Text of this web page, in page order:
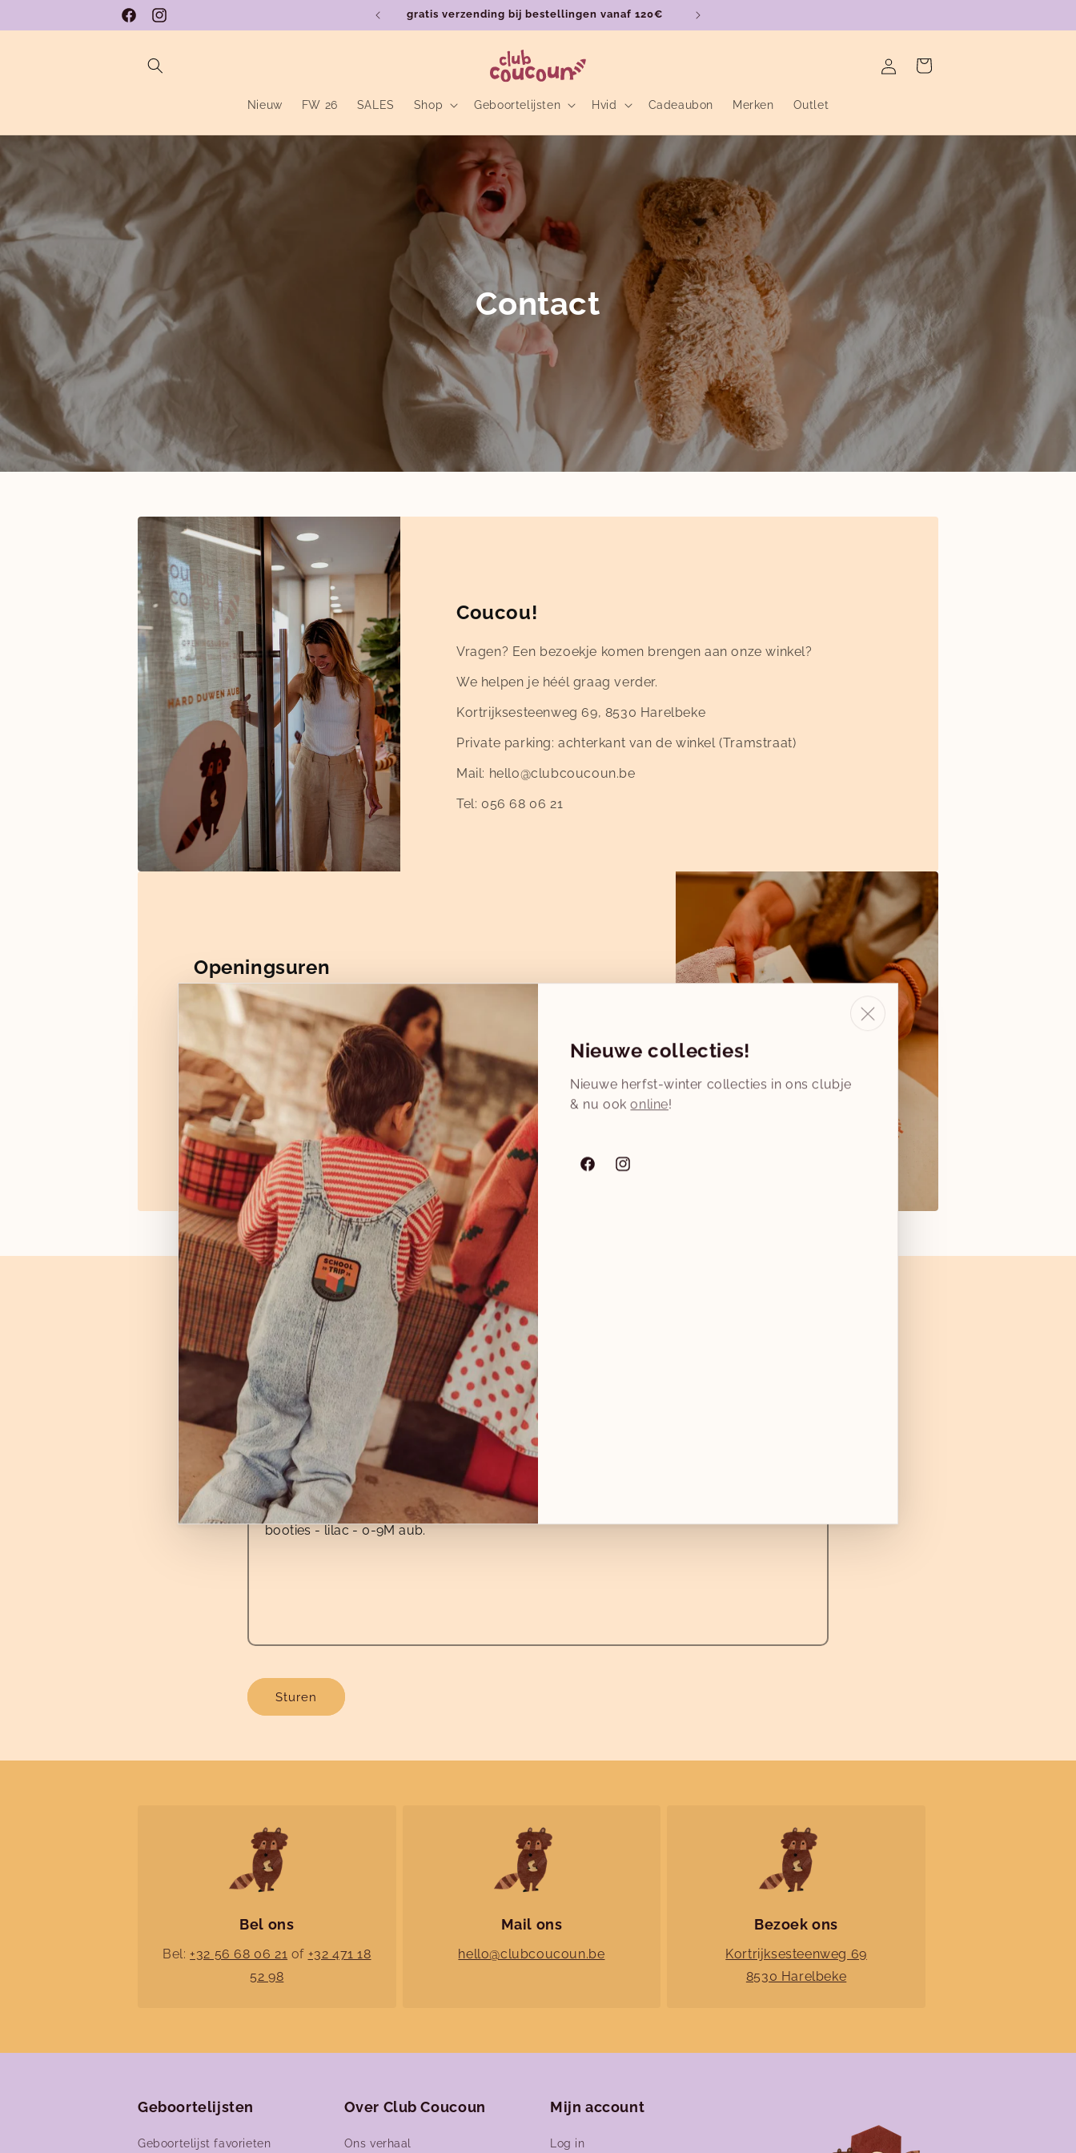
content
FacebookInstagram
gratis verzending bij bestellingen vanaf 120€
Nieuw FW 26 SALES Shop Geboortelijsten Hvid Cadeaubon Merken Outlet
Inloggen
Winkelwagen
Contact
Coucou!
Vragen? Een bezoekje komen brengen aan onze winkel?
We helpen je héél graag verder.
Kortrijksesteenweg 69, 8530 Harelbeke
Private parking: achterkant van de winkel (Tramstraat)
Mail: hello@clubcoucoun.be
Tel: 056 68 06 21
Openingsuren
Maandag: gesloten
Dinsdag t.e.m. vrijdag : 11-18u
Zaterdag: 13u30 - 17u30
Geboortelijsten enkel op afspraak
Afspraak maken
Vragen? Stuur ons een berichtje
Naam
Telefoonnummer
Reactie
Sturen
Bel ons
Bel:+32 56 68 06 21 of +32 471 18
52 98
Mail ons
hello@clubcoucoun.be
Bezoek ons
Kortrijksesteenweg 69
8530 Harelbeke
Geboortelijsten
Geboortelijst favorieten
Over Club Coucoun
Ons verhaal
Mijn account
Log in
Nieuwe collecties!
Nieuwe herfst-winter collecties in ons clubje
& nu ookonline!
FacebookInstagram